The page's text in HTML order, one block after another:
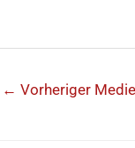
← Vorheriger